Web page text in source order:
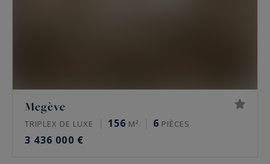
Megève
TRIPLEX DE LUXE 156 M² 6 PIÈCES
3 436 000 €